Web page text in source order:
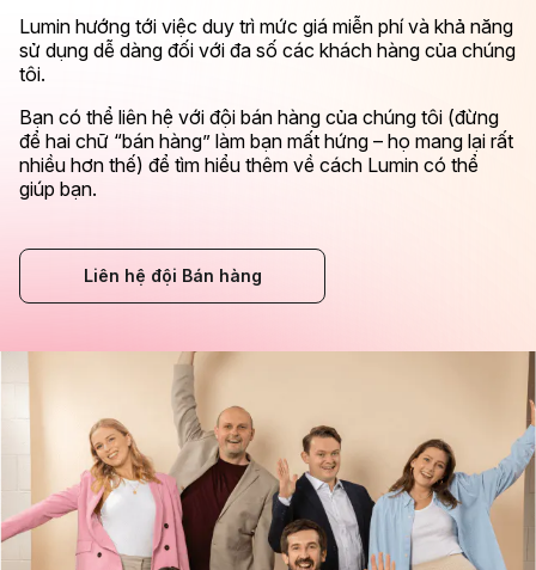
Lumin hướng tới việc duy trì mức giá miễn phí và khả năng
sử dụng dễ dàng đối với đa số các khách hàng của chúng
tôi.
Bạn có thể liên hệ với đội bán hàng của chúng tôi (đừng
để hai chữ “bán hàng” làm bạn mất hứng – họ mang lại rất
nhiều hơn thế) để tìm hiểu thêm về cách Lumin có thể
giúp bạn.
Liên hệ đội Bán hàng